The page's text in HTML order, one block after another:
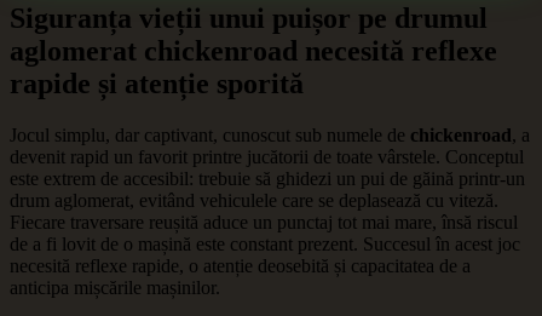
Siguranța vieții unui puișor pe drumul
aglomerat chickenroad necesită reflexe
rapide și atenție sporită
Jocul simplu, dar captivant, cunoscut sub numele de chickenroad, a
devenit rapid un favorit printre jucătorii de toate vârstele. Conceptul
este extrem de accesibil: trebuie să ghidezi un pui de găină printr-un
drum aglomerat, evitând vehiculele care se deplasează cu viteză.
Fiecare traversare reușită aduce un punctaj tot mai mare, însă riscul
de a fi lovit de o mașină este constant prezent. Succesul în acest joc
necesită reflexe rapide, o atenție deosebită și capacitatea de a
anticipa mișcările mașinilor.